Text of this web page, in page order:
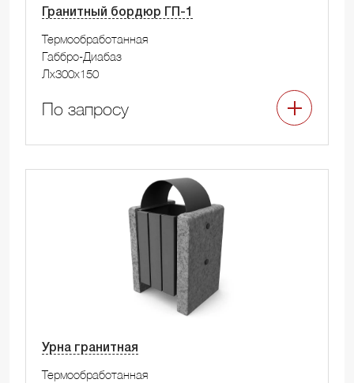
Гранитный бордюр ГП-1
Термообработанная
Габбро-Диабаз
Лx300x150
По запросу
Урна гранитная
Термообработанная